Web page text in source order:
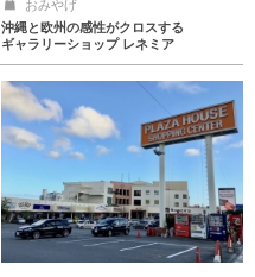
おみやげ
沖縄と欧州の感性がクロスする
ギャラリーショップ レネミア